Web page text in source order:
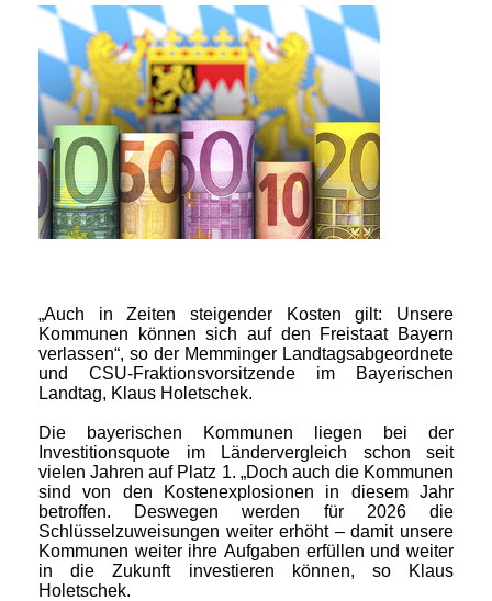
Auch in Zeiten steigender Kosten gilt: Unsere
Kommunen können sich auf den Freistaat Bayern
verlassen“, so der Memminger Landtagsabgeordnete
und CSU-Fraktionsvorsitzende im Bayerischen
Landtag, Klaus Holetschek.
Die bayerischen Kommunen liegen bei der
Investitionsquote im Ländervergleich schon seit
vielen Jahren auf Platz 1. „Doch auch die Kommunen
sind von den Kostenexplosionen in diesem Jahr
betroffen. Deswegen werden für 2026 die
Schlüsselzuweisungen weiter erhöht – damit unsere
Kommunen weiter ihre Aufgaben erfüllen und weiter
in die Zukunft investieren können, so Klaus
Holetschek.